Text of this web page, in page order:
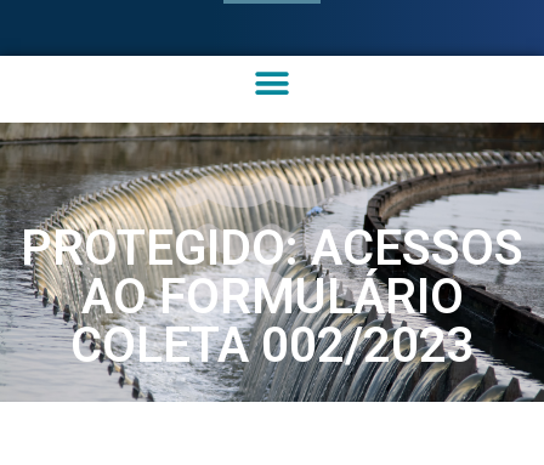
PROTEGIDO: ACESSOS
AO FORMULÁRIO
COLETA 002/2023